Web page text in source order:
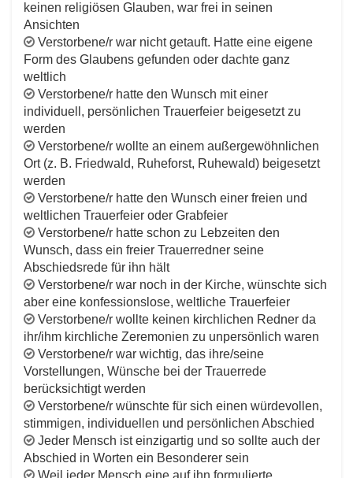
keinen religiösen Glauben, war frei in seinen
Ansichten
Verstorbene/r war nicht getauft. Hatte eine eigene
Form des Glaubens gefunden oder dachte ganz
weltlich
Verstorbene/r hatte den Wunsch mit einer
individuell, persönlichen Trauerfeier beigesetzt zu
werden
Verstorbene/r wollte an einem außergewöhnlichen
Ort (z. B. Friedwald, Ruheforst, Ruhewald) beigesetzt
werden
Verstorbene/r hatte den Wunsch einer freien und
weltlichen Trauerfeier oder Grabfeier
Verstorbene/r hatte schon zu Lebzeiten den
Wunsch, dass ein freier Trauerredner seine
Abschiedsrede für ihn hält
Verstorbene/r war noch in der Kirche, wünschte sich
aber eine konfessionslose, weltliche Trauerfeier
Verstorbene/r wollte keinen kirchlichen Redner da
ihr/ihm kirchliche Zeremonien zu unpersönlich waren
Verstorbene/r war wichtig, das ihre/seine
Vorstellungen, Wünsche bei der Trauerrede
berücksichtigt werden
Verstorbene/r wünschte für sich einen würdevollen,
stimmigen, individuellen und persönlichen Abschied
Jeder Mensch ist einzigartig und so sollte auch der
Abschied in Worten ein Besonderer sein